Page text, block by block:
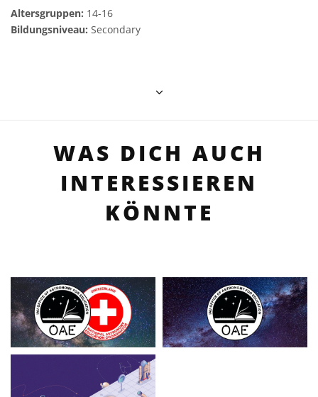
Altersgruppen: 14-16
Bildungsniveau: Secondary
WAS DICH AUCH
INTERESSIEREN
KÖNNTE